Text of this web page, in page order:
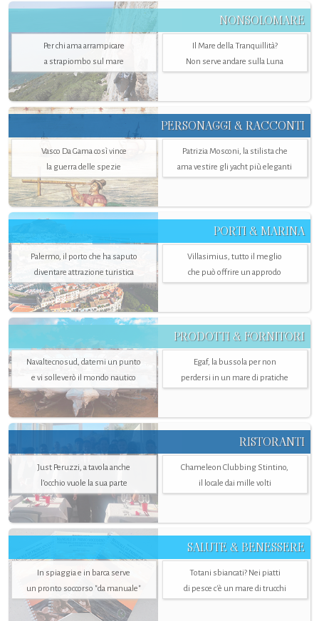
NONSOLOMARE
Per chi ama arrampicare
a strapiombo sul mare
Il Mare della Tranquillità?
Non serve andare sulla Luna
PERSONAGGI & RACCONTI
Vasco Da Gama così vince
la guerra delle spezie
Patrizia Mosconi, la stilista che
ama vestire gli yacht più eleganti
PORTI & MARINA
Palermo, il porto che ha saputo
diventare attrazione turistica
Villasimius, tutto il meglio
che può offrire un approdo
PRODOTTI & FORNITORI
Navaltecnosud, datemi un punto
e vi solleverò il mondo nautico
Egaf, la bussola per non
perdersi in un mare di pratiche
RISTORANTI
Just Peruzzi, a tavola anche
l’occhio vuole la sua parte
Chameleon Clubbing Stintino,
il locale dai mille volti
SALUTE & BENESSERE
In spiaggia e in barca serve
un pronto soccorso "da manuale"
Totani sbiancati? Nei piatti
di pesce c'è un mare di trucchi